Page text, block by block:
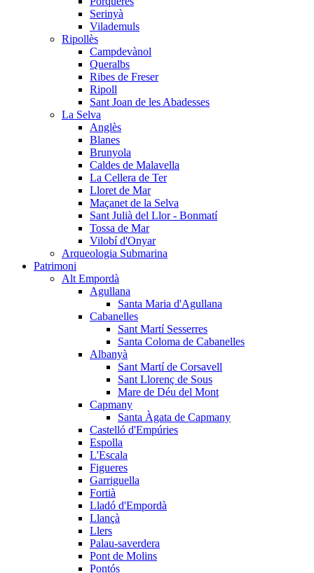
Serinyà
Vilademuls
Ripollès
Campdevànol
Queralbs
Ribes de Freser
Ripoll
Sant Joan de les Abadesses
La Selva
Anglès
Blanes
Brunyola
Caldes de Malavella
La Cellera de Ter
Lloret de Mar
Maçanet de la Selva
Sant Julià del Llor - Bonmatí
Tossa de Mar
Vilobí d'Onyar
Arqueologia Submarina
Patrimoni
Alt Empordà
Agullana
Santa Maria d'Agullana
Cabanelles
Sant Martí Sesserres
Santa Coloma de Cabanelles
Albanyà
Sant Martí de Corsavell
Sant Llorenç de Sous
Mare de Déu del Mont
Capmany
Santa Àgata de Capmany
Castelló d'Empúries
Espolla
L'Escala
Figueres
Garriguella
Fortià
Lladó d'Empordà
Llançà
Llers
Palau-saverdera
Pont de Molins
Pontós